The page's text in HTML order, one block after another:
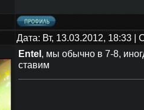
Дата: Вт, 13.03.2012, 18:33
EnteI, мы обычно в 7-8,
ставим